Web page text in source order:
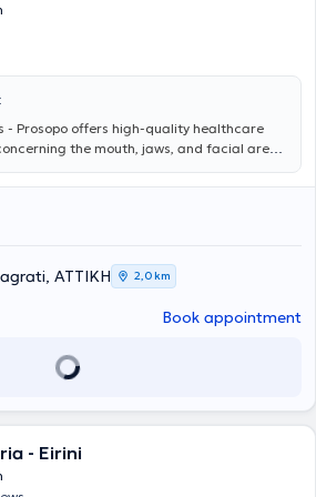
research programs, with his studies
and Aesthetic Plastic Surgery
abroad.
- Prosopo offers high-quality healthcare
the mouth, jaws, and facial area.
of specialized physicians and dentists and
For more information, you can visit
ΑΤΤΙΚΗ 2,0 km
Book appointment
- Eirini